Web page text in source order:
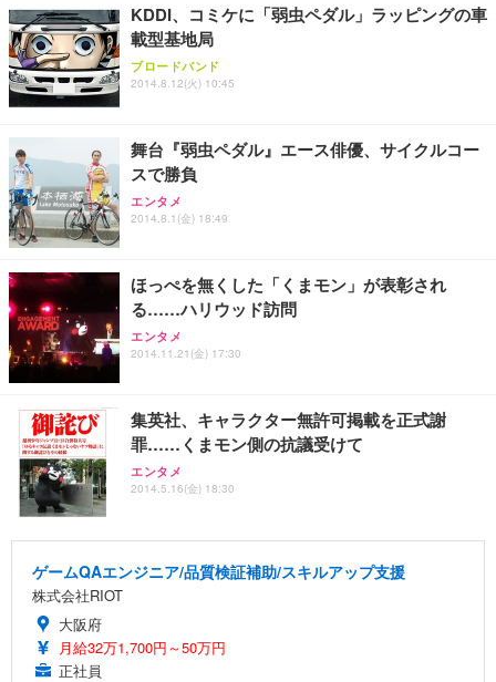
KDDI、コミケに「弱虫ペダル」ラッピングの車
載型基地局
ブロードバンド
2014.8.12(火) 10:45
舞台『弱虫ペダル』エース俳優、サイクルコー
スで勝負
エンタメ
2014.8.1(金) 18:49
ほっぺを無くした「くまモン」が表彰され
る……ハリウッド訪問
エンタメ
2014.11.21(金) 17:30
集英社、キャラクター無許可掲載を正式謝
罪……くまモン側の抗議受けて
エンタメ
2014.5.16(金) 18:30
ゲームQAエンジニア/品質検証補助/スキルアップ支援
株式会社RIOT
大阪府
月給32万1,700円～50万円
正社員